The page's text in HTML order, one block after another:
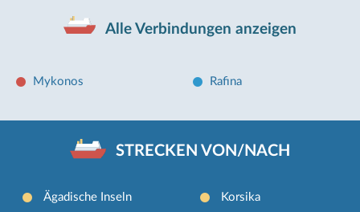
Alle Verbindungen anzeigen
Mykonos Rafina
STRECKEN VON/NACH
Ägadische Inseln
Korsika